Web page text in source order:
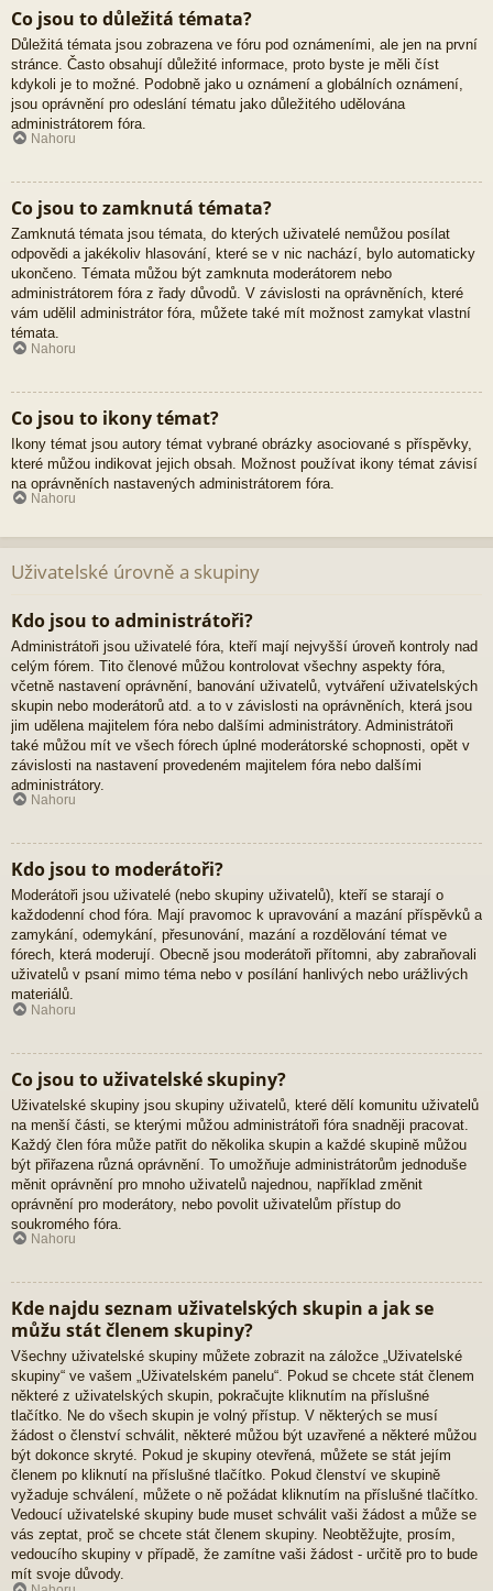
Co jsou to důležitá témata?
Důležitá témata jsou zobrazena ve fóru pod oznámeními, ale jen na první
stránce. Často obsahují důležité informace, proto byste je měli číst
kdykoli je to možné. Podobně jako u oznámení a globálních oznámení,
jsou oprávnění pro odeslání tématu jako důležitého udělována
administrátorem fóra.
Nahoru
Co jsou to zamknutá témata?
Zamknutá témata jsou témata, do kterých uživatelé nemůžou posílat
odpovědi a jakékoliv hlasování, které se v nic nachází, bylo automaticky
ukončeno. Témata můžou být zamknuta moderátorem nebo
administrátorem fóra z řady důvodů. V závislosti na oprávněních, které
vám udělil administrátor fóra, můžete také mít možnost zamykat vlastní
témata.
Nahoru
Co jsou to ikony témat?
Ikony témat jsou autory témat vybrané obrázky asociované s příspěvky,
které můžou indikovat jejich obsah. Možnost používat ikony témat závisí
na oprávněních nastavených administrátorem fóra.
Nahoru
Uživatelské úrovně a skupiny
Kdo jsou to administrátoři?
Administrátoři jsou uživatelé fóra, kteří mají nejvyšší úroveň kontroly nad
celým fórem. Tito členové můžou kontrolovat všechny aspekty fóra,
včetně nastavení oprávnění, banování uživatelů, vytváření uživatelských
skupin nebo moderátorů atd. a to v závislosti na oprávněních, která jsou
jim udělena majitelem fóra nebo dalšími administrátory. Administrátoři
také můžou mít ve všech fórech úplné moderátorské schopnosti, opět v
závislosti na nastavení provedeném majitelem fóra nebo dalšími
administrátory.
Nahoru
Kdo jsou to moderátoři?
Moderátoři jsou uživatelé (nebo skupiny uživatelů), kteří se starají o
každodenní chod fóra. Mají pravomoc k upravování a mazání příspěvků a
zamykání, odemykání, přesunování, mazání a rozdělování témat ve
fórech, která moderují. Obecně jsou moderátoři přítomni, aby zabraňovali
uživatelů v psaní mimo téma nebo v posílání hanlivých nebo urážlivých
materiálů.
Nahoru
Co jsou to uživatelské skupiny?
Uživatelské skupiny jsou skupiny uživatelů, které dělí komunitu uživatelů
na menší části, se kterými můžou administrátoři fóra snadněji pracovat.
Každý člen fóra může patřit do několika skupin a každé skupině můžou
být přiřazena různá oprávnění. To umožňuje administrátorům jednoduše
měnit oprávnění pro mnoho uživatelů najednou, například změnit
oprávnění pro moderátory, nebo povolit uživatelům přístup do
soukromého fóra.
Nahoru
Kde najdu seznam uživatelských skupin a jak se
můžu stát členem skupiny?
Všechny uživatelské skupiny můžete zobrazit na záložce „Uživatelské
skupiny“ ve vašem „Uživatelském panelu“. Pokud se chcete stát členem
některé z uživatelských skupin, pokračujte kliknutím na příslušné
tlačítko. Ne do všech skupin je volný přístup. V některých se musí
žádost o členství schválit, některé můžou být uzavřené a některé můžou
být dokonce skryté. Pokud je skupiny otevřená, můžete se stát jejím
členem po kliknutí na příslušné tlačítko. Pokud členství ve skupině
vyžaduje schválení, můžete o ně požádat kliknutím na příslušné tlačítko.
Vedoucí uživatelské skupiny bude muset schválit vaši žádost a může se
vás zeptat, proč se chcete stát členem skupiny. Neobtěžujte, prosím,
vedoucího skupiny v případě, že zamítne vaši žádost - určitě pro to bude
mít svoje důvody.